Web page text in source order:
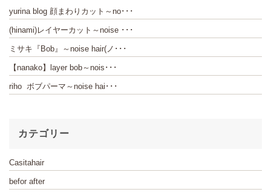
yurina blog 顔まわりカット～no･･･
(hinami)レイヤーカット～noise ･･･
ミサキ『Bob』～noise hair(ノ･･･
【nanako】layer bob～nois･･･
riho ボブパーマ～noise hai･･･
カテゴリー
Casitahair
befor after